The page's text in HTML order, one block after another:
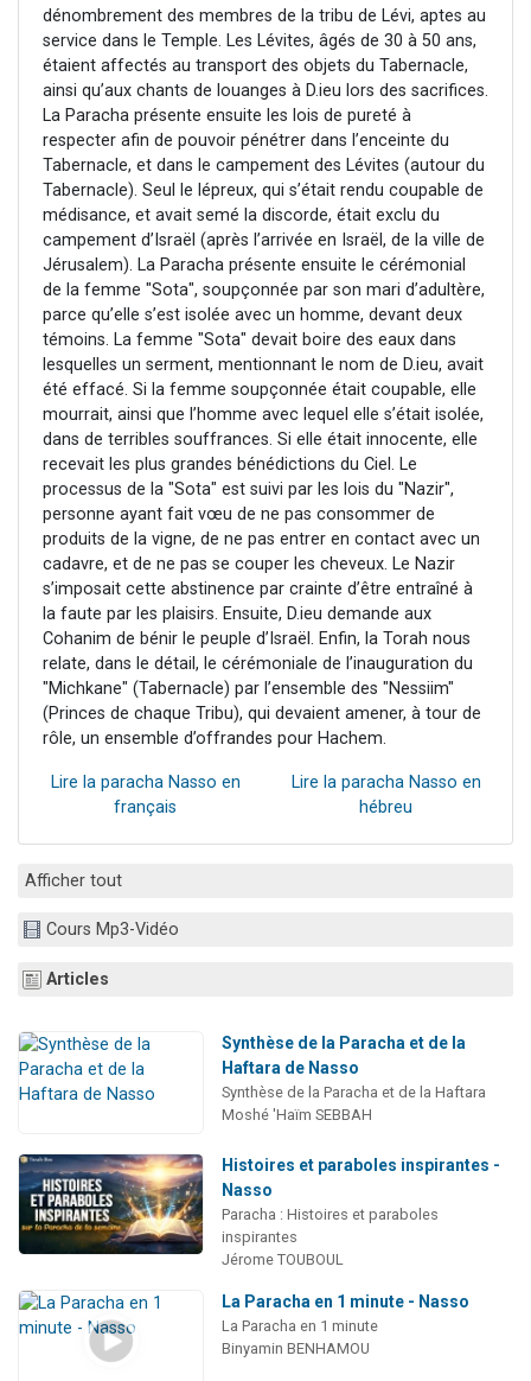
13 personnes viennent de demander une bénédiction
30 personnes viennent de faire un don pour Sauvez la jambe de Yohan
Il reste 49 places pour étudier en groupe sur Zoom
12 nouvelles musiques dans Torah-Box Music
29 personnes viennent de demander une bénédiction
dénombrement des membres de la tribu de Lévi, aptes au
service dans le Temple. Les Lévites, âgés de 30 à 50 ans,
étaient affectés au transport des objets du Tabernacle,
ainsi qu’aux chants de louanges à D.ieu lors des sacrifices.
La Paracha présente ensuite les lois de pureté à
respecter afin de pouvoir pénétrer dans l’enceinte du
Tabernacle, et dans le campement des Lévites (autour du
Tabernacle). Seul le lépreux, qui s’était rendu coupable de
médisance, et avait semé la discorde, était exclu du
campement d’Israël (après l’arrivée en Israël, de la ville de
Jérusalem). La Paracha présente ensuite le cérémonial
de la femme "Sota", soupçonnée par son mari d’adultère,
parce qu’elle s’est isolée avec un homme, devant deux
témoins. La femme "Sota" devait boire des eaux dans
lesquelles un serment, mentionnant le nom de D.ieu, avait
été effacé. Si la femme soupçonnée était coupable, elle
mourrait, ainsi que l’homme avec lequel elle s’était isolée,
dans de terribles souffrances. Si elle était innocente, elle
recevait les plus grandes bénédictions du Ciel. Le
processus de la "Sota" est suivi par les lois du "Nazir",
personne ayant fait vœu de ne pas consommer de
produits de la vigne, de ne pas entrer en contact avec un
cadavre, et de ne pas se couper les cheveux. Le Nazir
s’imposait cette abstinence par crainte d’être entraîné à
la faute par les plaisirs. Ensuite, D.ieu demande aux
Cohanim de bénir le peuple d’Israël. Enfin, la Torah nous
relate, dans le détail, le cérémoniale de l’inauguration du
"Michkane" (Tabernacle) par l’ensemble des "Nessiim"
(Princes de chaque Tribu), qui devaient amener, à tour de
rôle, un ensemble d’offrandes pour Hachem.
Lire la paracha Nasso en
français
Lire la paracha Nasso en
hébreu
Afficher tout
Cours Mp3-Vidéo
Articles
Synthèse de la Paracha et de la
Haftara de Nasso
Synthèse de la Paracha et de la Haftara
Moshé 'Haïm SEBBAH
Histoires et paraboles inspirantes -
Nasso
Paracha : Histoires et paraboles
inspirantes
Jérome TOUBOUL
La Paracha en 1 minute - Nasso
La Paracha en 1 minute
Binyamin BENHAMOU